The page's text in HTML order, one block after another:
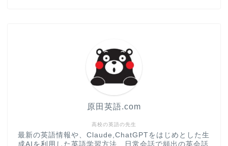
高校の英語の先生
原田英語.com
最新の英語情報や、Claude,ChatGPTをはじめとした生
成AIを利用した英語学習方法、日常会話で頻出の英会話
大学入試英語対策講座
英語名言・格言・カッコい
い英語＆素敵な英文フレー